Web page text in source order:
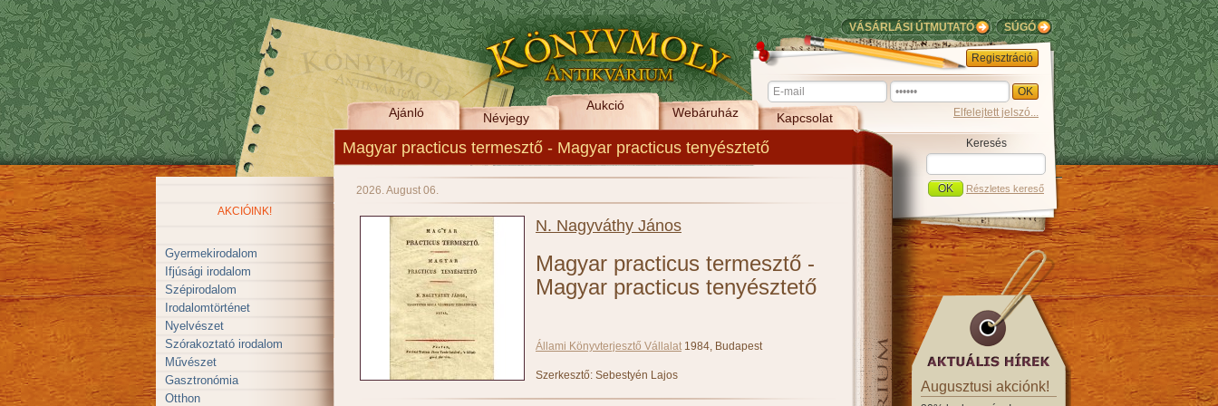
SÚGÓ
VÁSÁRLÁSI ÚTMUTATÓ
Regisztráció
Elfelejtett jelszó...
Ajánló Névjegy
Aukció Webáruház Kapcsolat
Magyar practicus termesztő - Magyar practicus tenyésztető Keresés
Részletes kereső
AKCIÓINK!
Gyermekirodalom
Ifjúsági irodalom
Szépirodalom
Irodalomtörténet
Nyelvészet
Szórakoztató irodalom
Művészet
Gasztronómia
Otthon
Augusztusi akciónk!
2026. August 06.
N. Nagyváthy János
Magyar practicus termesztő -
Magyar practicus tenyésztető
Állami Könyvterjesztő Vállalat1984, Budapest
Szerkesztő: Sebestyén Lajos